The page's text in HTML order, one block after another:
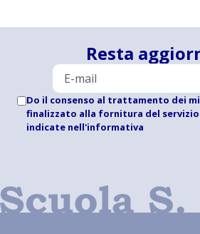
Resta
Do il consenso al trattamento dei
finalizzato alla fornitura del
indicate nell'informativa